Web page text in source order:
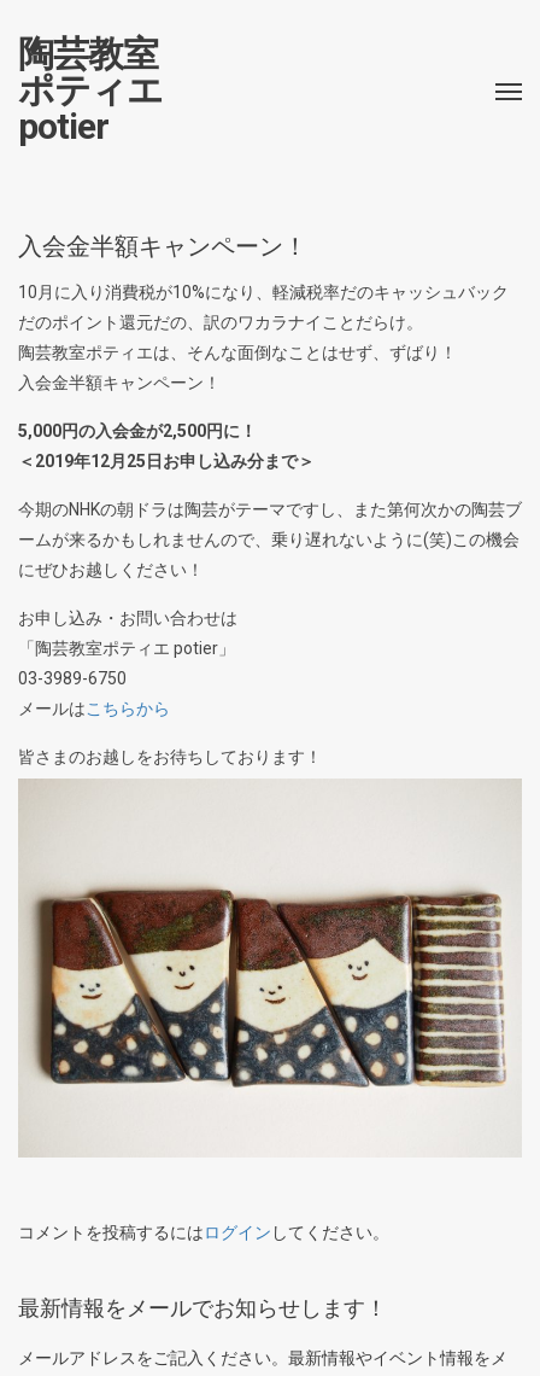
陶芸教室
ポティエ
potier
入会金半額キャンペーン！
10月に入り消費税が10%になり、軽減税率だのキャッシュバック
だのポイント還元だの、訳のワカラナイことだらけ。
陶芸教室ポティエは、そんな面倒なことはせず、ずばり！
入会金半額キャンペーン！
5,000円の入会金が2,500円に！
＜2019年12月25日お申し込み分まで＞
今期のNHKの朝ドラは陶芸がテーマですし、また第何次かの陶芸ブ
ームが来るかもしれませんので、乗り遅れないように(笑)この機会
にぜひお越しください！
お申し込み・お問い合わせは
「陶芸教室ポティエ potier」
03-3989-6750
メールはこちらから
皆さまのお越しをお待ちしております！
コメントを投稿するにはログイン してください。
最新情報をメールでお知らせします！
メールアドレスをご記入ください。最新情報やイベント情報をメ